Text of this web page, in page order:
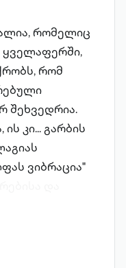
რომელიც
ყველაფერში,
რომ
შეხვედრია.
კი... გარბის
ვიბრაცია"